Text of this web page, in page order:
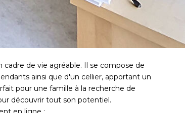
de vie agréable. Il se compose de
ainsi que d'un cellier, apportant un
pour une famille à la recherche de
découvrir tout son potentiel.